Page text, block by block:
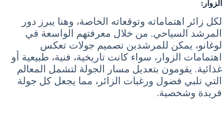
الزوار:
لكل زائر اهتماماته وتوقعاته الخاصة، وهنا يبرز دور
المرشد السياحي. من خلال معرفتهم الواسعة في
لوغانو، يمكن للمرشدين تصميم جولات تعكس
اهتمامات الزوار، سواء كانت تاريخية، فنية، طبيعية أو
غذائية. يقومون بتعديل مسار الجولة لتشمل المعالم
التي تلبي فضول ورغبات الزائر، مما يجعل كل جولة
فريدة وشخصية.